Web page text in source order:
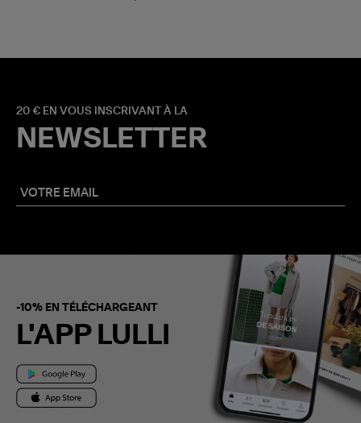
20 € EN VOUS INSCRIVANT À LA
NEWSLETTER
-10% EN TÉLÉCHARGEANT
L'APP LULLI